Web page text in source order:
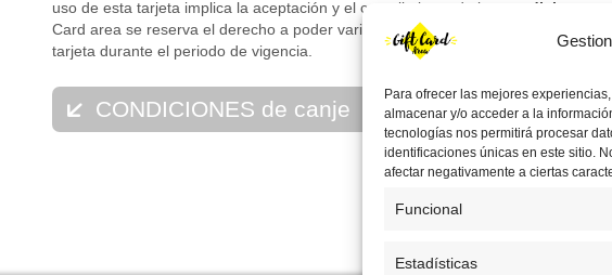
Para ofrecer las mejores
almacenar y/o acceder a la
tecnologías nos permitirá procesar
identificaciones únicas en este sitio.
afectar negativamente a ciertas
Funcional
Estadísticas
uso de esta tarjeta implica la aceptación y el cumplimiento de las
condiciones
Card area se reserva el derecho a poder variar el circuito de cines asociados a la
tarjeta durante el periodo de vigencia.
CONDICIONES de canje
Esta tarjeta regalo no es canjeable por entradas de sesiones 3D, Imax y/o
butacas VIP que supongan un aumento de precio respecto a la entrada
Esta tarjeta regalo no es canjeable por dinero en metálico, no es tarjeta de